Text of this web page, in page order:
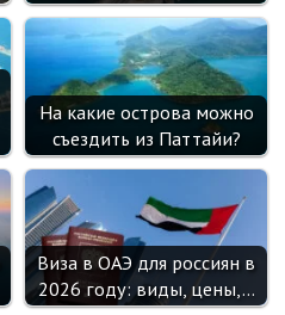
На какие острова можно
съездить из Паттайи?
Виза в ОАЭ для россиян в
2026 году: виды, цены,…